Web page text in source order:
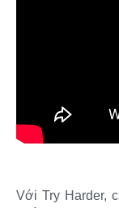
Với Try Harder,